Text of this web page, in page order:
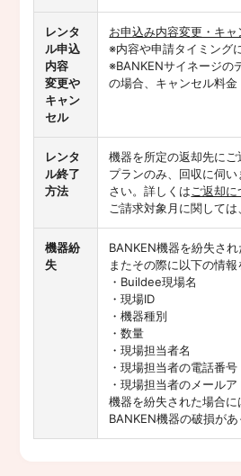
レンタ
ル申込
内容
変更や
キャン
セル
お申込み内容変更・キ
※内容や申請タイミング
※BANKENサイネージの
の場合、キャンセル料
レンタ
ル終了
方法
機器を所定の返却先に
プランのみ、回収に伺
さい。詳しくは ご返却に
ご請求対象月に関して
機器紛
失
BANKEN機器を紛失さ
またその際に以下の情
・Buildee現場名
・現場ID
・機器種別
・数量
・現場担当者名
・現場担当者の電話番号
・現場担当者のメールア
機器を紛失された場合
BANKEN機器の破損が